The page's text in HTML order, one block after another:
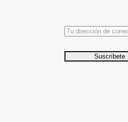
Suscríbete